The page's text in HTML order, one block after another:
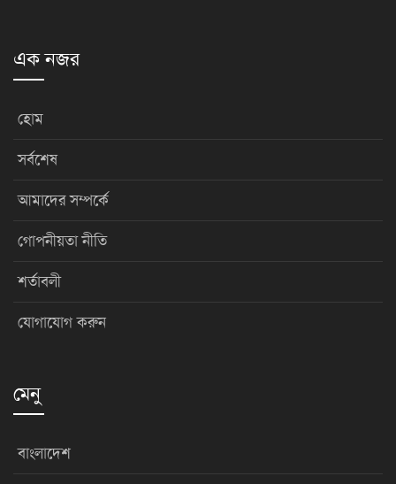
এক নজর
হোম
সর্বশেষ
আমাদের সম্পর্কে
গোপনীয়তা নীতি
শর্তাবলী
যোগাযোগ করুন
মেনু
বাংলাদেশ